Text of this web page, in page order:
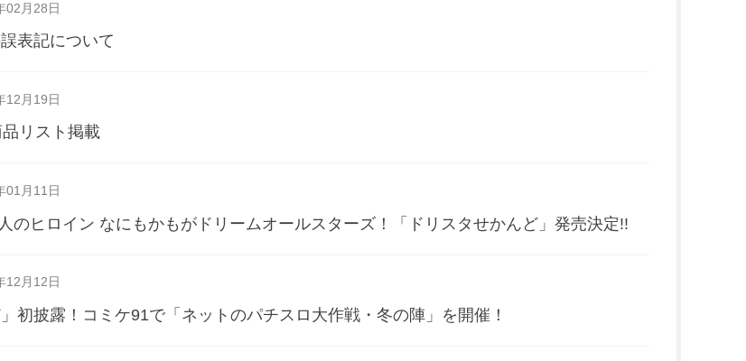
02月28日
表記について
12月19日
品リスト掲載
01月11日
のヒロイン なにもかもがドリームオールスターズ！「ドリスタせかんど」発売決定!!
12月12日
」初披露！コミケ91で「ネットのパチスロ大作戦・冬の陣」を開催！